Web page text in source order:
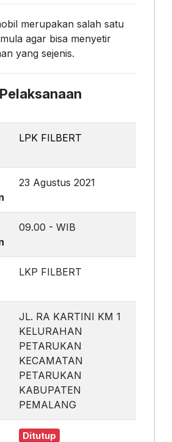
merupakan salah satu
agar bisa menyetir
yang sejenis.
LPK FILBERT
23 Agustus 2021
09.00 - WIB
LKP FILBERT
JL. RA KARTINI KM 1
KELURAHAN
PETARUKAN
KECAMATAN
PETARUKAN
KABUPATEN
PEMALANG
Ditutup